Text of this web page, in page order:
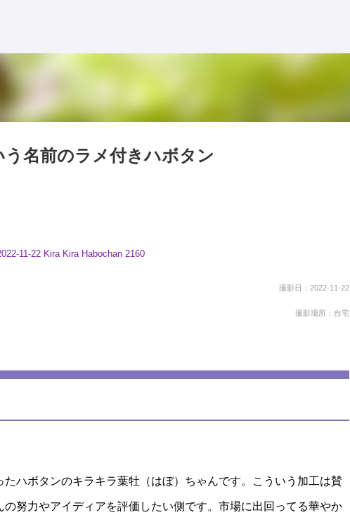
う名前のラメ付きハボタン
撮影日：2022-11-22
撮影場所：自宅
ハボタンのキラキラ葉牡（はぼ）ちゃんです。こういう加工は賛
努力やアイディアを評価したい側です。市場に出回ってる華やか